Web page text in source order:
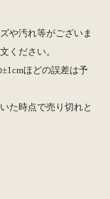
や汚れ等がございま
ください。
ほどの誤差は予
た時点で売り切れと